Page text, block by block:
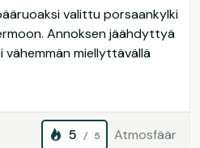
valittu porsaankylki
Annoksen jäähdyttyä
vähemmän miellyttävällä
5 / 5 Atmosfäär